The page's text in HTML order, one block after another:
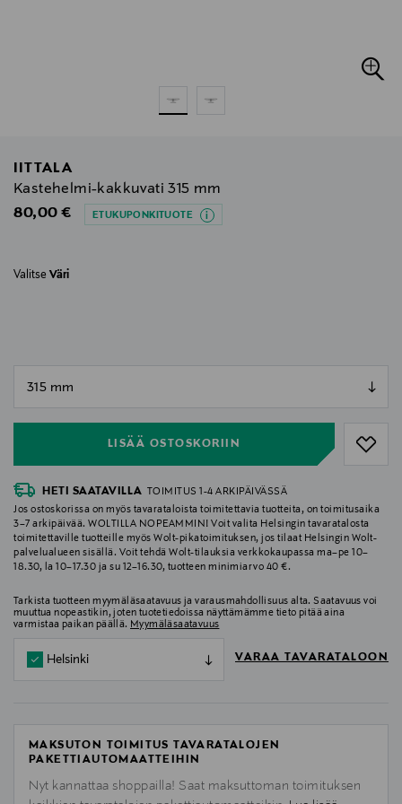
IITTALA
Kastehelmi-kakkuvati 315 mm
Original Price
80,00 € ETUKUPONKITUOTE
Valitse Väri
LISÄÄ OSTOSKORIIN
HETI SAATAVILLA
TOIMITUS 1-4 ARKIPÄIVÄSSÄ
Jos ostoskorissa on myös tavarataloista toimitettavia tuotteita, on toimitusaika
3–7 arkipäivää. WOLTILLA NOPEAMMIN! Voit valita Helsingin tavaratalosta
toimitettaville tuotteille myös Wolt-pikatoimituksen, jos tilaat Helsingin Wolt-
palvelualueen sisällä. Voit tehdä Wolt-tilauksia verkkokaupassa ma–pe 10–
18.30, la 10–17.30 ja su 12–16.30, tuotteen minimiarvo 40 €.
Tarkista tuotteen myymäläsaatavuus ja varausmahdollisuus alta. Saatavuus voi
muuttua nopeastikin, joten tuotetiedoissa näyttämämme tieto pitää aina
varmistaa paikan päällä. Myymäläsaatavuus
Helsinki VARAA TAVARATALOON
MAKSUTON TOIMITUS TAVARATALOJEN
PAKETTIAUTOMAATTEIHIN
Nyt kannattaa shoppailla! Saat maksuttoman toimituksen